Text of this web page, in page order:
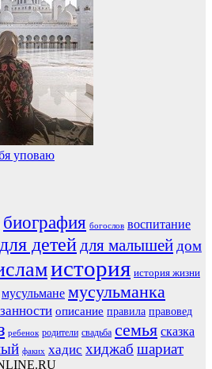
уповаю
биография богослов воспитание
для детей для малышей дом
история история жизни
мусульмане мусульманка
описание правила правовед
ребенок родители свадьба семья сказка
факих хадис хиджаб шариат